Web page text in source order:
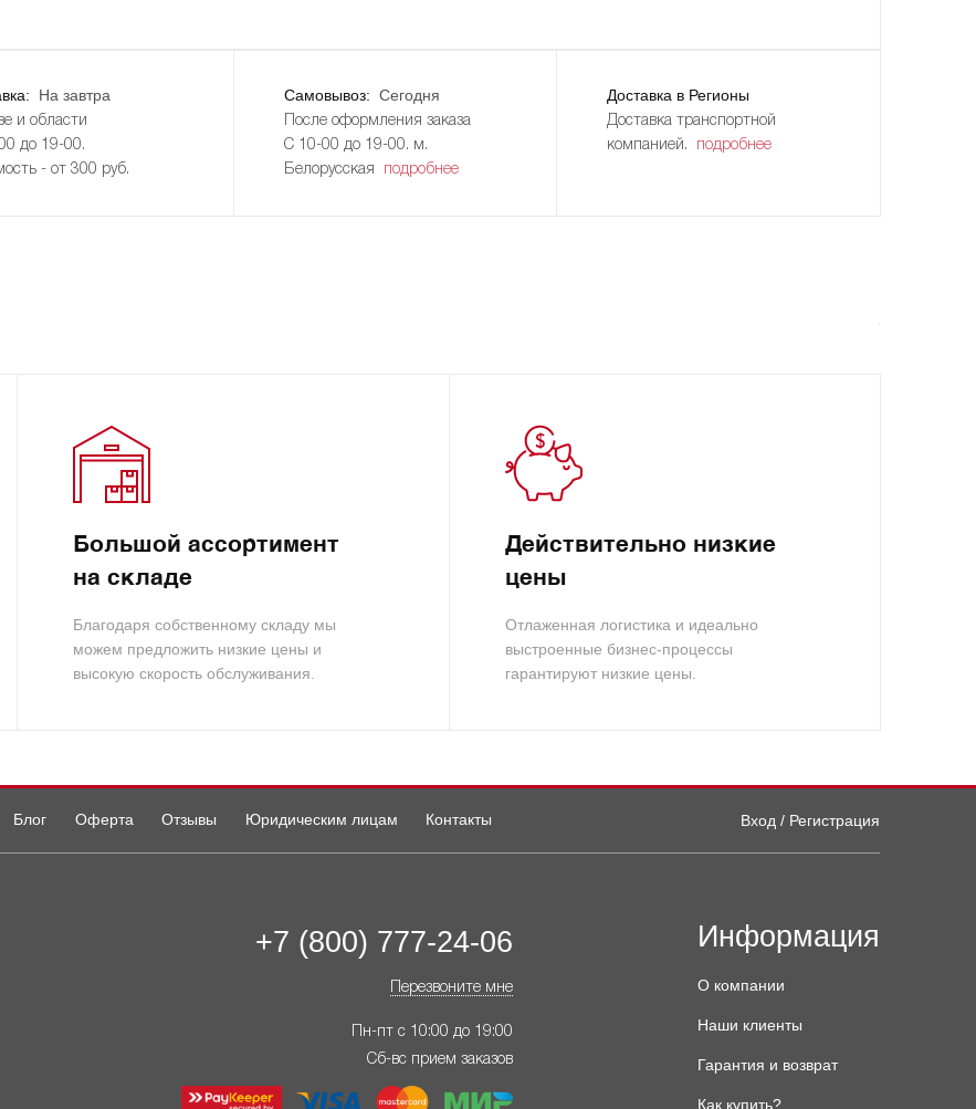
На завтра
и области
до 19-00.
- от 300 руб.
Самовывоз: Сегодня
После оформления заказа
С 10-00 до 19-00. м.
Белорусская
подробнее
Доставка в Регионы
Доставка транспортной
компанией. подробнее
Большой ассортимент
на складе
Благодаря собственному складу мы
можем предложить низкие цены и
высокую скорость обслуживания.
Действительно низкие
цены
Отлаженная логистика и идеально
выстроенные бизнес-процессы
гарантируют низкие цены.
Блог Оферта Отзывы Юридическим лицам Контакты Вход / Регистрация
+7 (800) 777-24-06
Перезвоните мне
Пн-пт с 10:00 до 19:00
Сб-вс прием заказов
Информация
О компании
Наши клиенты
Гарантия и возврат
Как купить?